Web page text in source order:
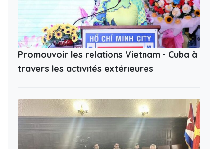
Promouvoir les relations Vietnam - Cuba à
travers les activités extérieures